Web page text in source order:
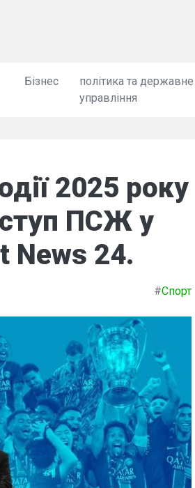
Бізнес
політика та державне
управління
2025 року
ПСЖ у
News 24.
#Спорт